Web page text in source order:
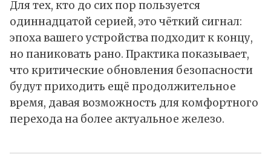
Для тех, кто до сих пор пользуется
одиннадцатой серией, это чёткий сигнал:
эпоха вашего устройства подходит к концу,
но паниковать рано. Практика показывает,
что критические обновления безопасности
будут приходить ещё продолжительное
время, давая возможность для комфортного
перехода на более актуальное железо.